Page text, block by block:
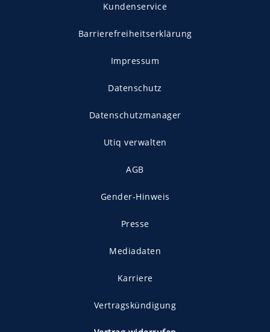
Kundenservice
Barrierefreiheitserklärung
Impressum
Datenschutz
Datenschutzmanager
Utiq verwalten
AGB
Gender-Hinweis
Presse
Mediadaten
Karriere
Vertragskündigung